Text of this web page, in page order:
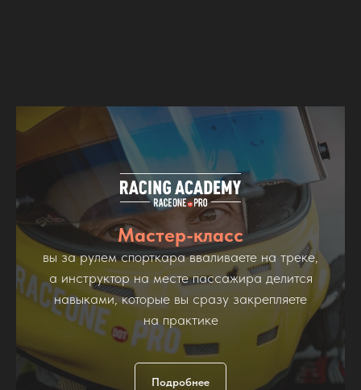
Мастер-класс
вы за рулем спорткара вваливаете на треке,
а инструктор на месте пассажира делится
навыками, которые вы сразу закрепляете
на практике
Подробнее